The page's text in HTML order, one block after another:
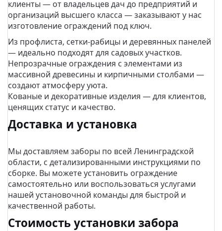
клиенты — от владельцев дач до предприятий и
организаций высшего класса — заказывают у нас
изготовление ограждений под ключ.
Из профлиста, сетки-рабицы и деревянных панелей
— идеально подходят для садовых участков.
Непрозрачные ограждения с элементами из
массивной древесины и кирпичными столбами —
создают атмосферу уюта.
Кованые и декоративные изделия — для клиентов,
ценящих статус и качество.
Доставка и установка
Мы доставляем заборы по всей Ленинградской
области, с детализированными инструкциями по
сборке. Вы можете установить ограждение
самостоятельно или воспользоваться услугами
нашей установочной команды для быстрой и
качественной работы.
Стоимость установки забора